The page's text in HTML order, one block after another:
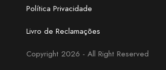
Política Privacidade
Livro de Reclamações
Copyright 2026 - All Right Reserved